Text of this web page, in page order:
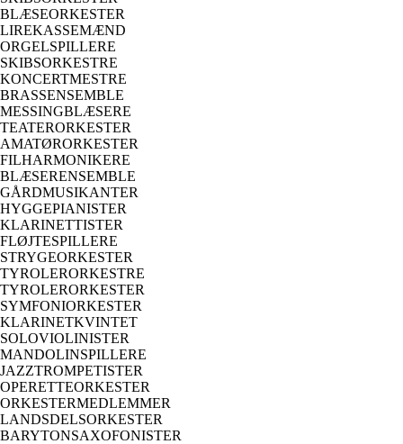
BLÆSEORKESTER
LIREKASSEMÆND
ORGELSPILLERE
SKIBSORKESTRE
KONCERTMESTRE
BRASSENSEMBLE
MESSINGBLÆSERE
TEATERORKESTER
AMATØRORKESTER
FILHARMONIKERE
BLÆSERENSEMBLE
GÅRDMUSIKANTER
HYGGEPIANISTER
KLARINETTISTER
FLØJTESPILLERE
STRYGEORKESTER
TYROLERORKESTRE
TYROLERORKESTER
SYMFONIORKESTER
KLARINETKVINTET
SOLOVIOLINISTER
MANDOLINSPILLERE
JAZZTROMPETISTER
OPERETTEORKESTER
ORKESTERMEDLEMMER
LANDSDELSORKESTER
BARYTONSAXOFONISTER